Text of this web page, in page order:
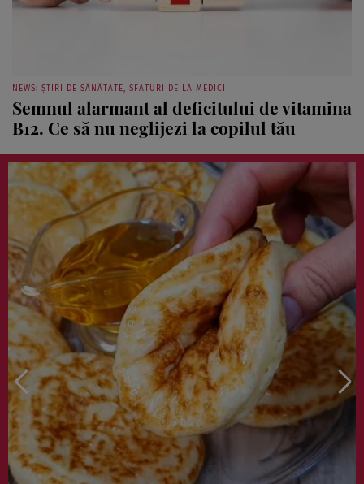
NEWS: ȘTIRI DE SĂNĂTATE, SFATURI DE LA MEDICI
Semnul alarmant al deficitului de vitamina
B12. Ce să nu neglijezi la copilul tău